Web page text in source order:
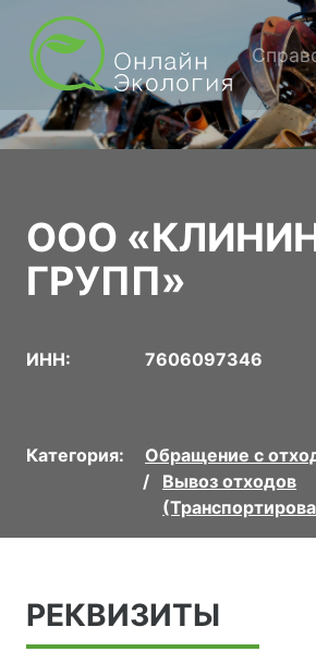
ООО
ГРУПП»
ИНН: 7606097346
Категория:
Обращение с
Вывоз отходов
РЕКВИЗИТЫ